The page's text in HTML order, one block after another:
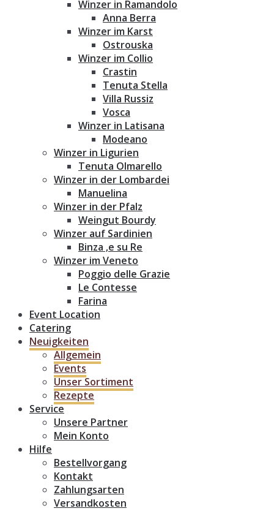
Winzer in Ramandolo
Anna Berra
Winzer im Karst
Ostrouska
Winzer im Collio
Crastin
Tenuta Stella
Villa Russiz
Vosca
Winzer in Latisana
Modeano
Winzer in Ligurien
Tenuta Olmarello
Winzer in der Lombardei
Manuelina
Winzer in der Pfalz
Weingut Bourdy
Winzer auf Sardinien
Binza ‚e su Re
Winzer im Veneto
Poggio delle Grazie
Le Contesse
Farina
Event Location
Catering
Neuigkeiten
Allgemein
Events
Unser Sortiment
Rezepte
Service
Unsere Partner
Mein Konto
Hilfe
Bestellvorgang
Kontakt
Zahlungsarten
Versandkosten